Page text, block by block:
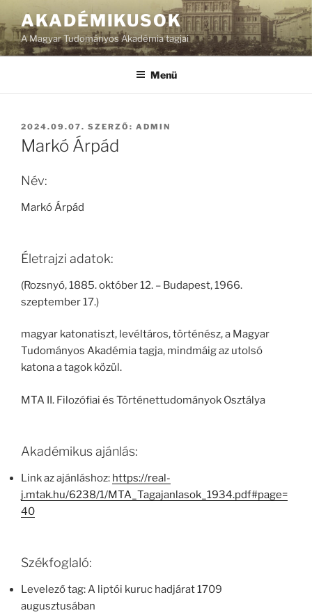
AKADÉMIKUSOK
A Magyar Tudományos Akadémia tagjai
Menü
BEKÜLDVE:
2024.09.07. SZERZŐ: ADMIN
Markó Árpád
Név:
Markó Árpád
Életrajzi adatok:
(Rozsnyó, 1885. október 12. – Budapest, 1966.
szeptember 17.)
magyar katonatiszt, levéltáros, történész, a Magyar
Tudományos Akadémia tagja, mindmáig az utolsó
katona a tagok közül.
MTA II. Filozófiai és Történettudományok Osztálya
Akadémikus ajánlás:
Link az ajánláshoz: https://real-
j.mtak.hu/6238/1/MTA_Tagajanlasok_1934.pdf#page=
40
Székfoglaló:
Levelező tag: A liptói kuruc hadjárat 1709
augusztusában